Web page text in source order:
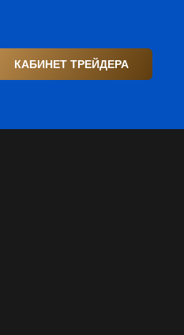
КАБИНЕТ ТРЕЙДЕРА